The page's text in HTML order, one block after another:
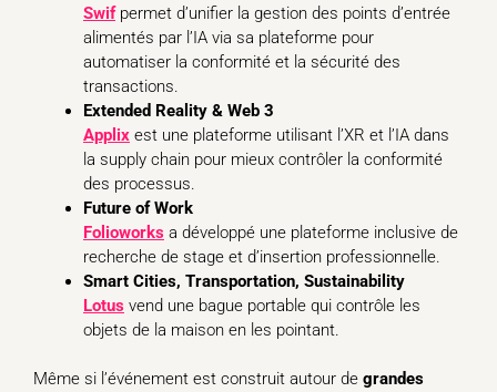
Swifpermet d’unifier la gestion des points d’entrée
alimentés par l’IA via sa plateforme pour
automatiser la conformité et la sécurité des
transactions.
Extended Reality & Web 3
Applix est une plateforme utilisant l’XR et l’IA dans
la supply chain pour mieux contrôler la conformité
des processus.
Future of Work
Folioworks a développé une plateforme inclusive de
recherche de stage et d’insertion professionnelle.
Smart Cities, Transportation, Sustainability
Lotus vend une bague portable qui contrôle les
objets de la maison en les pointant.
Même si l’événement est construit autour de grandes